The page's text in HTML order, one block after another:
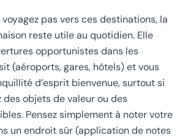
pas vers ces destinations, la
reste utile au quotidien. Elle
opportunistes dans les
(aéroports, gares, hôtels) et vous
d’esprit bienvenue, surtout si
objets de valeur ou des
Pensez simplement à noter votre
un endroit sûr (application de notes